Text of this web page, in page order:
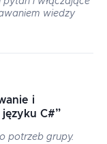
wiedzy
i
C#”
potrzeb grupy.